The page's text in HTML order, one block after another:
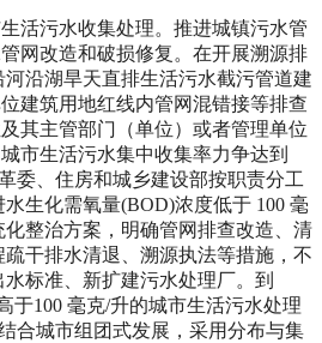
活污水收集处理。推进城镇污水管
网改造和破损修复。在开展溯源排
沿湖旱天直排生活污水截污管道建
建筑用地红线内管网混错接等排查
其主管部门（单位）或者管理单位
市生活污水集中收集率力争达到
委、住房和城乡建设部按职责分工
生化需氧量(BOD)浓度低于 100 毫
整治方案，明确管网排查改造、清
干排水清退、溯源执法等措施，不
标准、新扩建污水处理厂。到
于100 毫克/升的城市生活污水处理
合城市组团式发展，采用分布与集